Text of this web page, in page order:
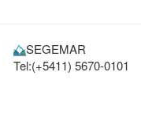
SEGEMAR
Tel:(+5411) 5670-0101